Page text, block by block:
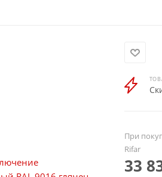
При
Rifar
33